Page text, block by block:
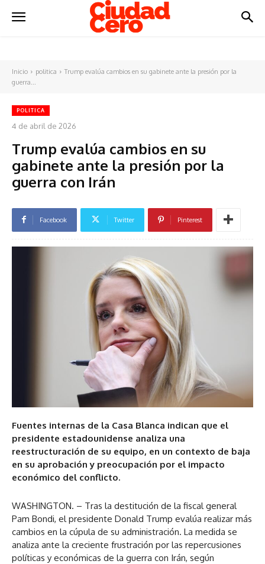
Inicio politica
Trump evalúa cambios en su gabinete ante la presión por la
guerra...
POLITICA
4 de abril de 2026
Trump evalúa cambios en su
gabinete ante la presión por la
guerra con Irán
Facebook Twitter Pinterest
Fuentes internas de la Casa Blanca indican que el
presidente estadounidense analiza una
reestructuración de su equipo, en un contexto de baja
en su aprobación y preocupación por el impacto
económico del conflicto.
WASHINGTON. – Tras la destitución de la fiscal general
Pam Bondi, el presidente Donald Trump evalúa realizar más
cambios en la cúpula de su administración. La medida se
analiza ante la creciente frustración por las repercusiones
políticas y económicas de la guerra con Irán, según